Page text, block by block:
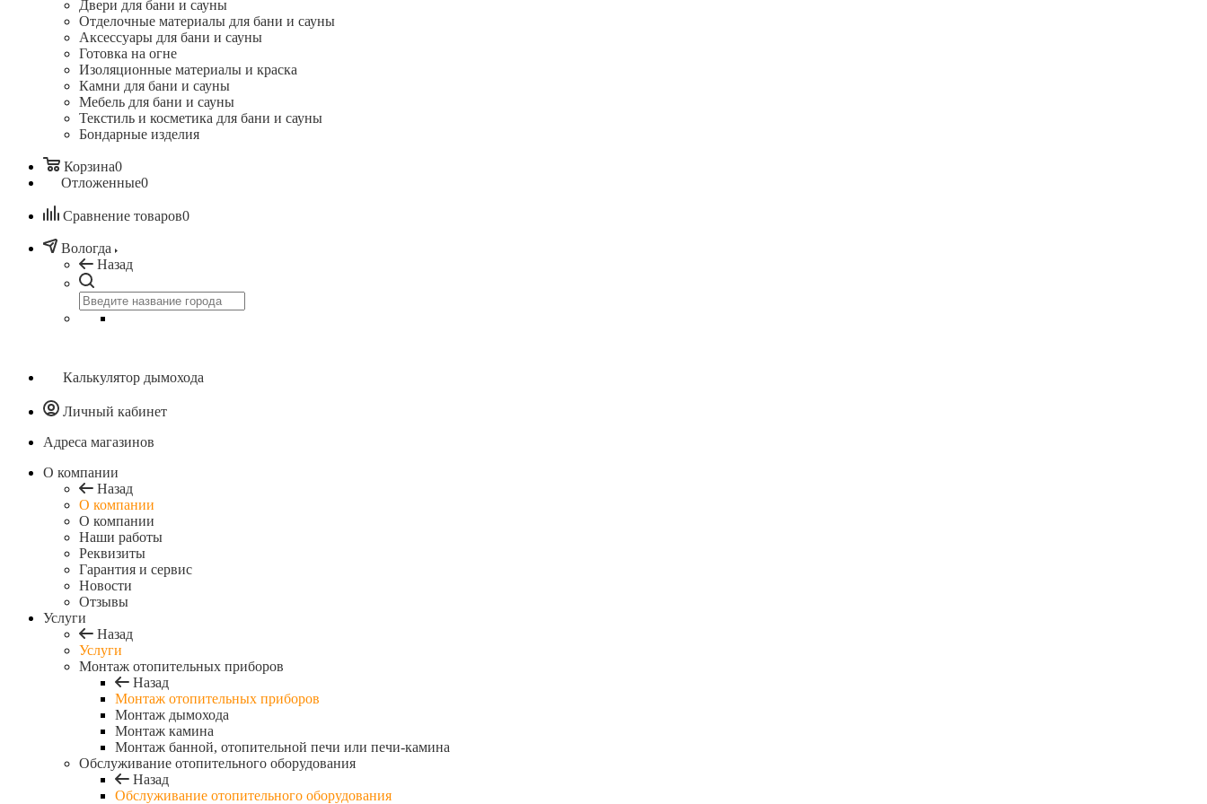
Двери для бани и сауны
Отделочные материалы для бани и сауны
Аксессуары для бани и сауны
Готовка на огне
Изоляционные материалы и краска
Камни для бани и сауны
Мебель для бани и сауны
Текстиль и косметика для бани и сауны
Бондарные изделия
Корзина0
Отложенные0
Сравнение товаров0
Вологда
Назад
Калькулятор дымохода
Личный кабинет
Адреса магазинов
O компании
Назад
O компании
О компании
Наши работы
Реквизиты
Гарантия и сервис
Новости
Отзывы
Услуги
Назад
Услуги
Монтаж отопительных приборов
Назад
Монтаж отопительных приборов
Монтаж дымохода
Монтаж камина
Монтаж банной, отопительной печи или печи-камина
Обслуживание отопительного оборудования
Назад
Обслуживание отопительного оборудования